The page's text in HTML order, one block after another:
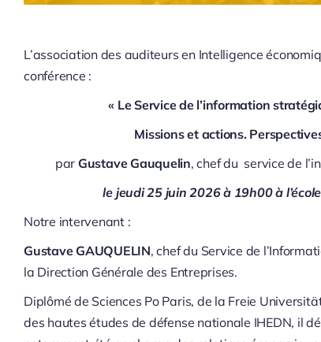
L’association des auditeurs en Intelligence
conférence :
« Le Service de l’information
Missions et actions.
par Gustave Gauquelin, chef du service de
le jeudi 25 juin 2026 à 19h00 à
Notre intervenant :
Gustave GAUQUELIN, chef du Service de
la Direction Générale des Entreprises.
Diplômé de Sciences Po Paris, de la Freie
des hautes études de défense nationale IHEDN, il